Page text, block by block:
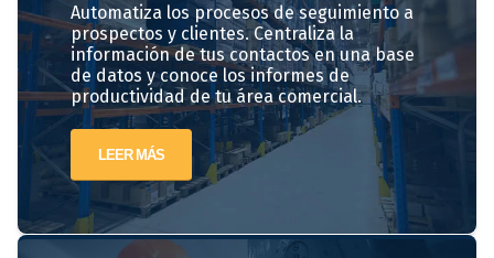
Automatiza los procesos de seguimiento a
prospectos y clientes. Centraliza la
información de tus contactos en una base
de datos y conoce los informes de
productividad de tu área comercial.
LEER MÁS